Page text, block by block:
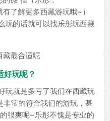
了解更多西藏游玩哦~）
玩的话就可以找乐彤玩西藏
好玩呢？
玩就是多亏了我们在西藏玩
常的符合我们的游玩，甚
很爽呢~乐彤不愧是专业的